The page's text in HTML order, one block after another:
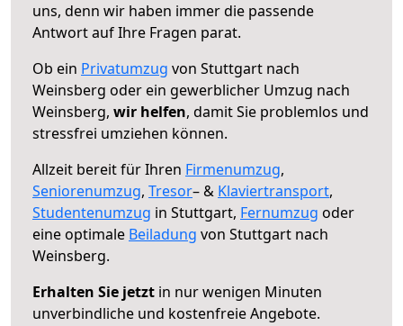
uns, denn wir haben immer die passende
Antwort auf Ihre Fragen parat.
Ob ein Privatumzug von Stuttgart nach
Weinsberg oder ein gewerblicher Umzug nach
Weinsberg, wir helfen, damit Sie problemlos und
stressfrei umziehen können.
Allzeit bereit für Ihren Firmenumzug,
Seniorenumzug, Tresor– & Klaviertransport,
Studentenumzug in Stuttgart, Fernumzug oder
eine optimale Beiladung von Stuttgart nach
Weinsberg.
Erhalten Sie jetzt in nur wenigen Minuten
unverbindliche und kostenfreie Angebote.